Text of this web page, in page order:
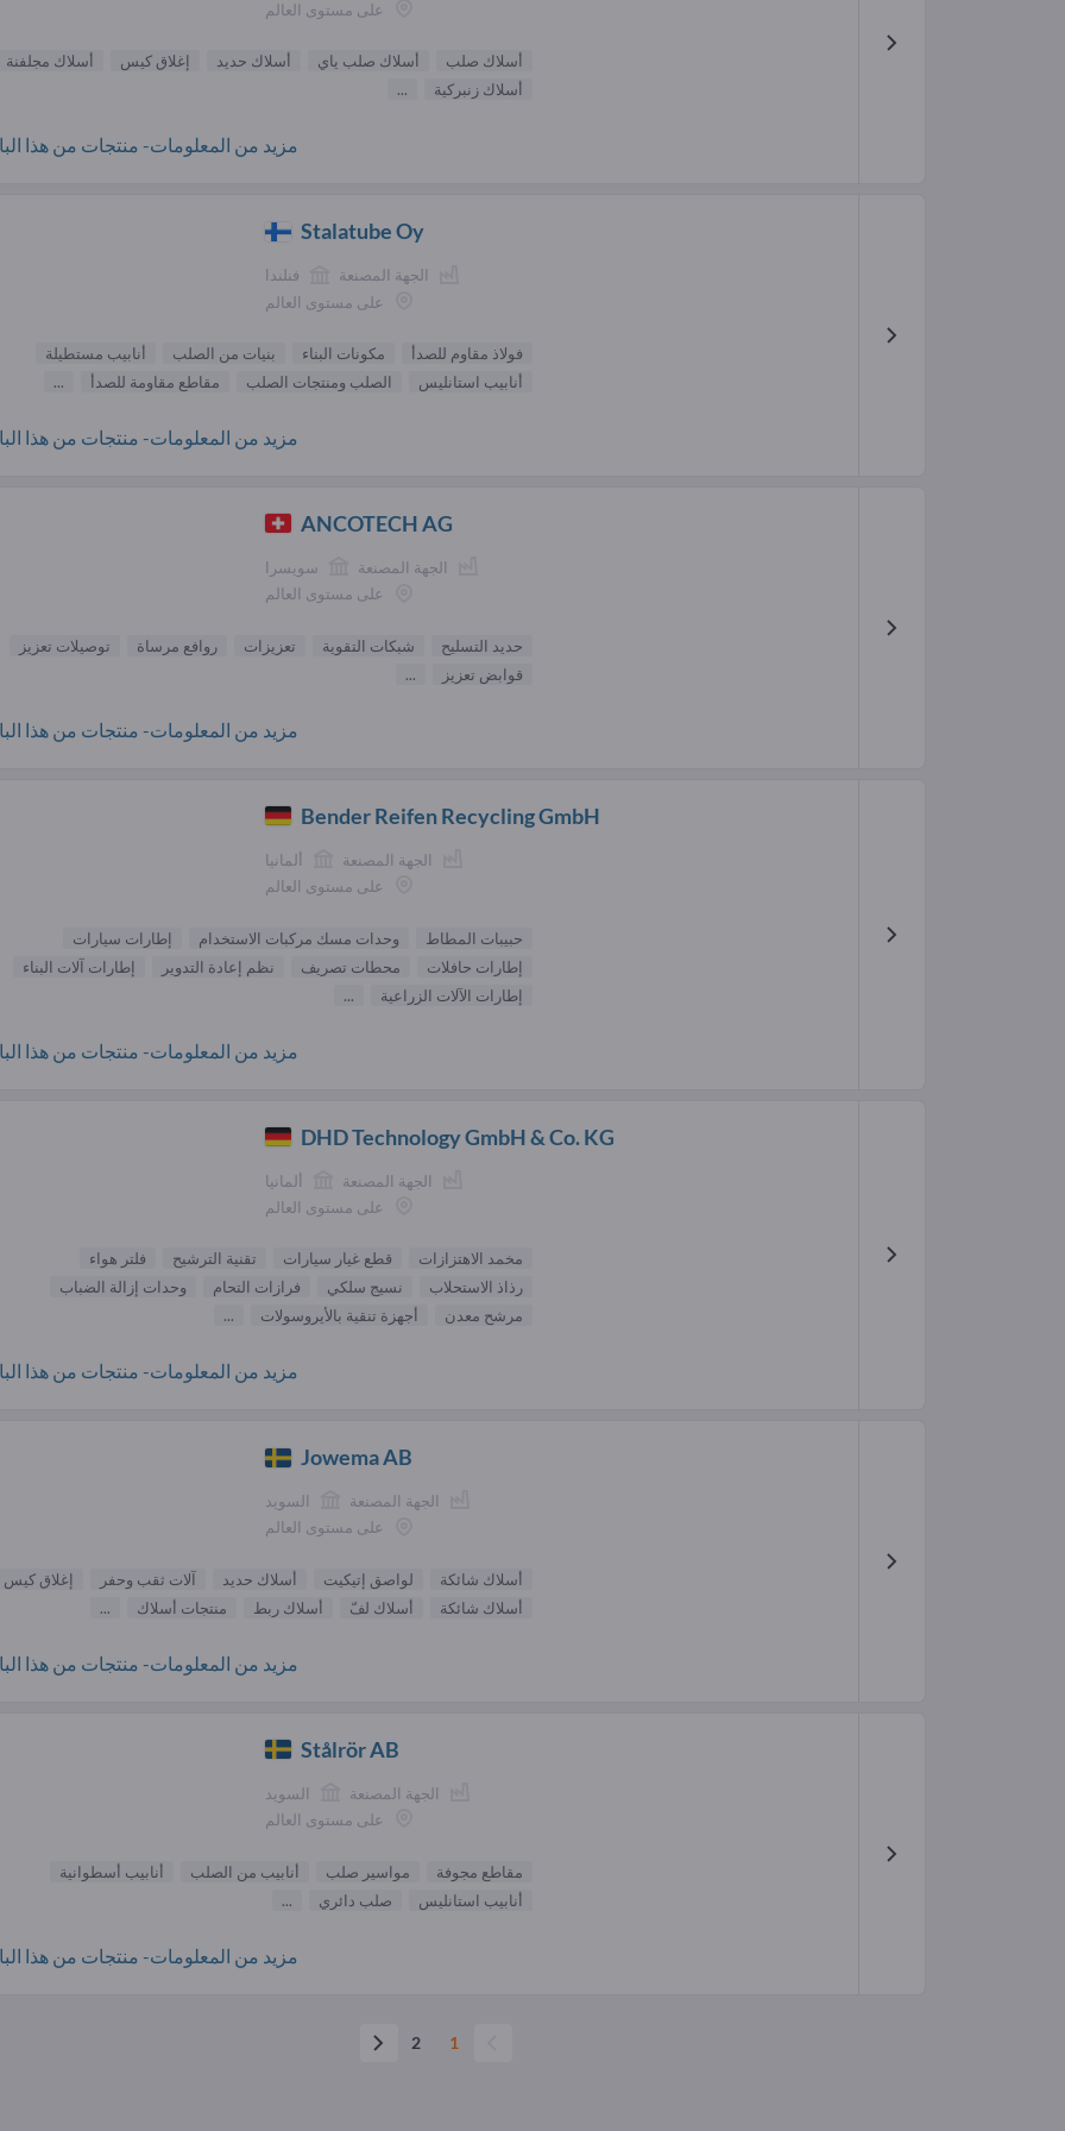
على مستوى العالم
أسلاك صلب أسلاك صلب ياي أسلاك حديد إغلاق كيس
أسلاك مجلفنة
أسلاك زنبركية
...
مزيد من المعلومات- منتجات من هذا
Stalatube Oy
الجهة المصنعة
فنلندا
على مستوى العالم
فولاذ مقاوم للصدأ مكونات البناء بنيات من الصلب
أنابيب مستطيلة
أنابيب استانليس
الصلب ومنتجات الصلب مقاطع مقاومة للصدأ ...
مزيد من المعلومات- منتجات من هذا
ANCOTECH AG
الجهة المصنعة
سويسرا
على مستوى العالم
حديد التسليح شبكات التقوية تعزيزات روافع مرساة
توصيلات تعزيز
قوابض تعزيز
...
مزيد من المعلومات- منتجات من هذا
Bender Reifen Recycling GmbH
الجهة المصنعة
ألمانيا
على مستوى العالم
حبيبات المطاط وحدات مسك مركبات الاستخدام
إطارات سيارات
إطارات حافلات
محطات تصريف نظم إعادة التدوير
إطارات آلات البناء
إطارات الآلات الزراعية
...
مزيد من المعلومات- منتجات من هذا
DHD Technology GmbH & Co. KG
الجهة المصنعة
ألمانيا
على مستوى العالم
مخمد الاهتزازات قطع غيار سيارات تقنية الترشيح
فلتر هواء
رذاذ الاستحلاب
نسيج سلكي فرازات التحام
وحدات إزالة الضباب
مرشح معدن
أجهزة تنقية بالأيروسولات ...
مزيد من المعلومات- منتجات من هذا
Jowema AB
الجهة المصنعة
السويد
على مستوى العالم
أسلاك شائكة لواصق إتيكيت أسلاك حديد آلات ثقب وحفر
إغلاق كيس
أسلاك شائكة
أسلاك لفّ أسلاك ربط منتجات أسلاك ...
مزيد من المعلومات- منتجات من هذا
Stålrör AB
الجهة المصنعة
السويد
على مستوى العالم
مقاطع مجوفة مواسير صلب أنابيب من الصلب
أنابيب أسطوانية
أنابيب استانليس
صلب دائري ...
مزيد من المعلومات- منتجات من هذا
1
2